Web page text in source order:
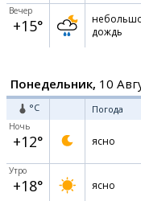
Вечер
+15°
дождь
Понедельник, 10
°C Погода
Ночь
+12° ясно
Утро
+18° ясно